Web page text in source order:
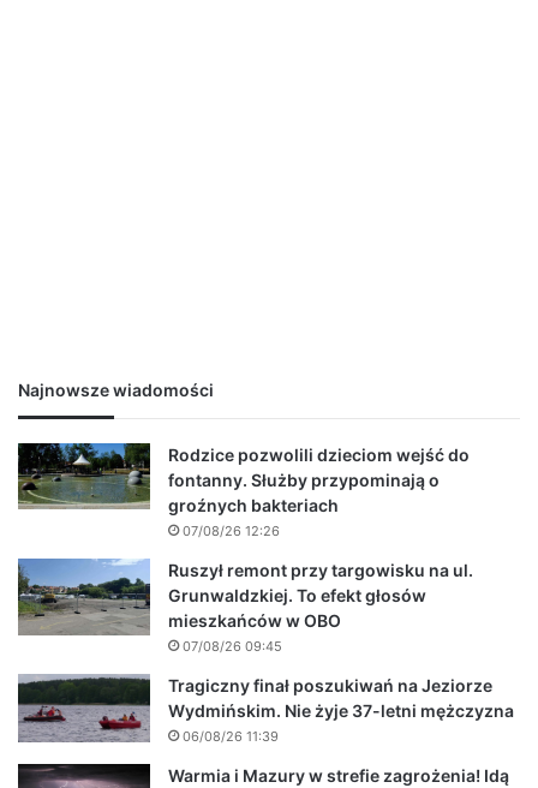
Najnowsze wiadomości
Rodzice pozwolili dzieciom wejść do
fontanny. Służby przypominają o
groźnych bakteriach
07/08/26 12:26
Ruszył remont przy targowisku na ul.
Grunwaldzkiej. To efekt głosów
mieszkańców w OBO
07/08/26 09:45
Tragiczny finał poszukiwań na Jeziorze
Wydmińskim. Nie żyje 37-letni mężczyzna
06/08/26 11:39
Warmia i Mazury w strefie zagrożenia! Idą